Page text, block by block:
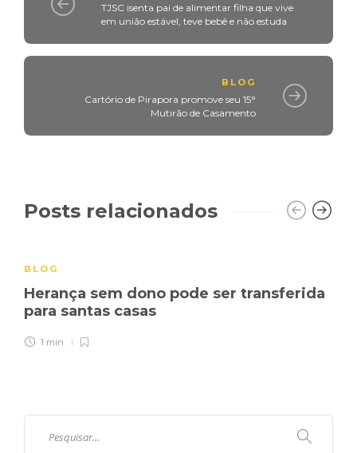
TJSC isenta pai de alimentar filha que vive
em união estável, teve bebê e não estuda
BLOG
Cartório de Pirapora promove seu 15°
Mutirão de Casamento
Posts relacionados
BLOG
Herança sem dono pode ser transferida
para santas casas
1 min